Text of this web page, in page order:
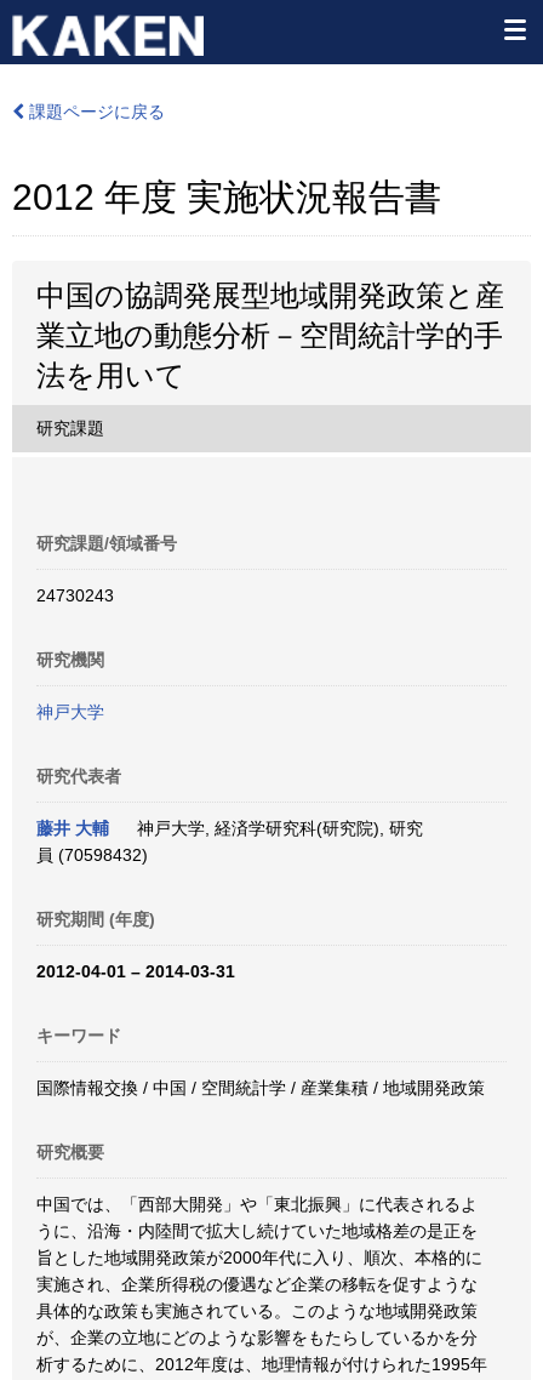
課題ページに戻る
2012 年度 実施状況報告書
中国の協調発展型地域開発政策と産
業立地の動態分析－空間統計学的手
法を用いて
研究課題
研究課題/領域番号
24730243
研究機関
神戸大学
研究代表者
藤井 大輔
神戸大学, 経済学研究科(研究院), 研究
員 (70598432)
研究期間 (年度)
2012-04-01 – 2014-03-31
キーワード
国際情報交換 / 中国 / 空間統計学 / 産業集積 / 地域開発政策
研究概要
中国では、「西部大開発」や「東北振興」に代表されるよ
うに、沿海・内陸間で拡大し続けていた地域格差の是正を
旨とした地域開発政策が2000年代に入り、順次、本格的に
実施され、企業所得税の優遇など企業の移転を促すような
具体的な政策も実施されている。このような地域開発政策
が、企業の立地にどのような影響をもたらしているかを分
析するために、2012年度は、地理情報が付けられた1995年